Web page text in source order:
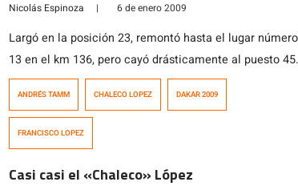
Nicolás Espinoza | 6 de enero 2009
Largó en la posición 23, remontó hasta el lugar número
13 en el km 136, pero cayó drásticamente al puesto 45
en el km 226 quedando a más de 21 minutos del líder.
adelante aparecía en la […]
ANDRÉS TAMM CHALECO LOPEZ DAKAR 2009
FRANCISCO LOPEZ
Casi casi el «Chaleco» López